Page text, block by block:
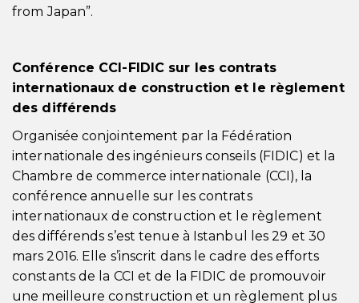
from Japan”.
Conférence CCI-FIDIC sur les contrats
internationaux de construction et le règlement
des différends
Organisée conjointement par la Fédération
internationale des ingénieurs conseils (FIDIC) et la
Chambre de commerce internationale (CCI), la
conférence annuelle sur les contrats
internationaux de construction et le règlement
des différends s’est tenue à Istanbul les 29 et 30
mars 2016. Elle s’inscrit dans le cadre des efforts
constants de la CCI et de la FIDIC de promouvoir
une meilleure construction et un règlement plus